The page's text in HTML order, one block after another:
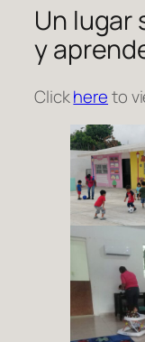
Un lugar
y
Clickhereto